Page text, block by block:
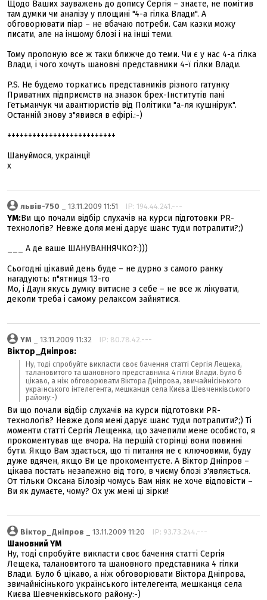
Щодо Ваших зауважень до допису Сергія – знаєте, не помітив
там думки чи аналізу у площині "4-а гілка Влади". А
обговорювати піар – не вбачаю потреби. Сам казки можу
писати, але на іншому блозі і на інші теми.
Тому пропоную все ж таки ближче до теми. Чи є у нас 4-а гілка
Влади, і чого хочуть шановні представники 4-ї гілки Влади.
P.S. Не будемо торкатись представників різного гатунку
Приватних підприємств на зназок брех-Інститутів пані
Гетьманчук чи авантюристів від Політики "а-ля кушнірук".
Останній знову з"явився в ефірі.:-)
++++++++++++++++++++++++++
Шануймося, українці!
х
львів-750 _ 13.11.2009 11:51 IP: 194.44.241.---
YM:Ви що почали відбір слухачів на курси підготовки PR-
технологів? Невже доля мені дарує шанс туди потрапити?;)
___ А де ваше ШАНУВАННЯЧКО?:)))
Сьогодні цікавий день буде – не дурно з самого ранку
нагадують: п"ятниця 13-го
Мо, і Даун якусь думку витисне з себе – не все ж лікувати,
деколи треба і самому релаксом зайнятися.
YM _ 13.11.2009 11:32 IP: 80.78.42.---
Віктор_Дніпров:
Ну, тоді спробуйте викласти своє бачення статті Сергія Лещека,
талановитого та шановного представника 4 гілки Влади. Було б
цікаво, а ніж обговорювати Віктора Дніпрова, звичайнісінького
українського інтелегента, мешканця села Києва Шевченківського
району:-)
Ви що почали відбір слухачів на курси підготовки PR-
технологів? Невже доля мені дарує шанс туди потрапити?;) Ті
моменти статті Сергія Лещенка, що зачепили мене особисто, я
прокоментував ще вчора. На першій сторінці вони повинні
бути. Якщо Вам здається, що ті питання не є ключовими, буду
дуже вдячен, якщо Ви це прокоментуєте. А Віктор Дніпров –
цікава постать незалежно від того, в чиєму блозі з'являється.
От тільки Оксана Білозір чомусь Вам ніяк не хоче відповісти –
Ви як думаєте, чому? Ох уж мені ці зірки!
Віктор_Дніпров _ 13.11.2009 11:20 IP: 93.73.244.---
Шановний YM
Ну, тоді спробуйте викласти своє бачення статті Сергія
Лещека, талановитого та шановного представника 4 гілки
Влади. Було б цікаво, а ніж обговорювати Віктора Дніпрова,
звичайнісінького українського інтелегента, мешканця села
Києва Шевченківського району:-)